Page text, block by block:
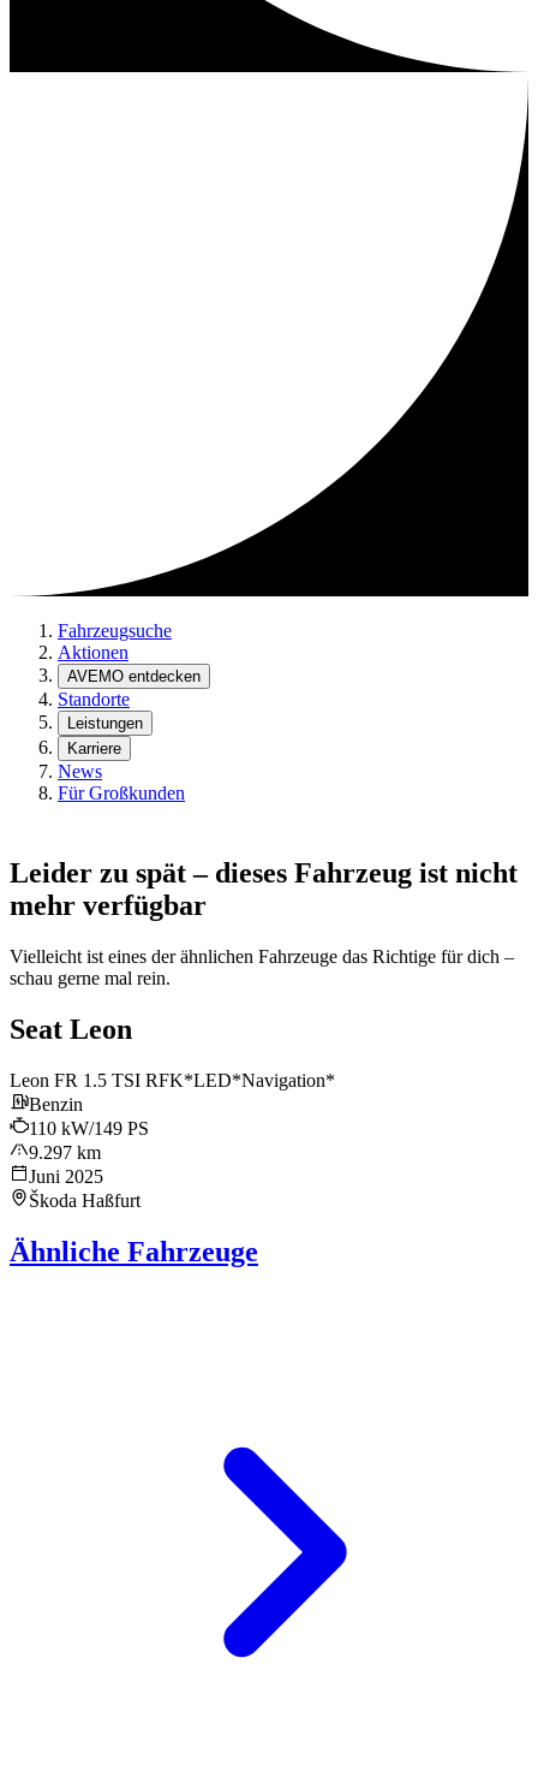
Fahrzeugsuche
Aktionen
AVEMO entdecken
Standorte
Leistungen
Karriere
News
Für Großkunden
Leider zu spät – dieses Fahrzeug ist nicht
mehr verfügbar
Vielleicht ist eines der ähnlichen Fahrzeuge das Richtige für dich –
schau gerne mal rein.
Seat Leon
Leon FR 1.5 TSI RFK*LED*Navigation*
Benzin
110 kW/149 PS
9.297 km
Juni 2025
Škoda Haßfurt
Ähnliche Fahrzeuge